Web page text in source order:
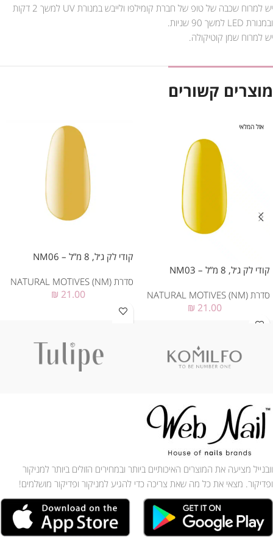
יש למרוח שכבה של טופ של חברת קומילפו ולייבש במנורת UV למשך 2 דקות
ובמנורת LED למשך 90 שניות.
יש למרוח שמן קוטיקולה.
מוצרים קשורים
אזל המלאי
קודי לק ג׳ל, 8 מ”ל – NM03
סדרת NATURAL MOTIVES (NM)
₪ 21.00
קודי לק ג׳ל, 8 מ”ל – NM06
סדרת NATURAL MOTIVES (NM)
₪ 21.00
וובנייל מציעה את המוצרים האיכותיים ביותר ובמחירים הזולים ביותר למניקור
ופדיקור. מצאי את כל מה שאת צריכה כדי להגיע למניקור ופדיקור מושלמים!